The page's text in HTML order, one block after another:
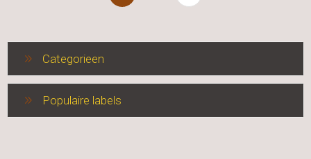
Categorieen
Populaire labels